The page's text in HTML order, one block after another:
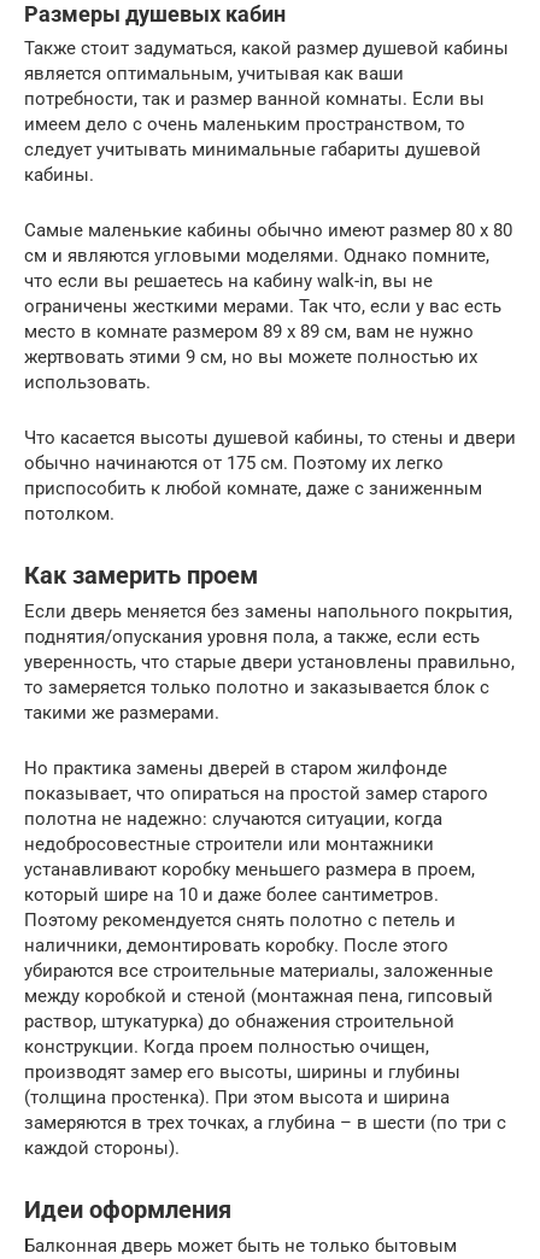
Размеры душевых кабин
Также стоит задуматься, какой размер душевой кабины
является оптимальным, учитывая как ваши
потребности, так и размер ванной комнаты. Если вы
имеем дело с очень маленьким пространством, то
следует учитывать минимальные габариты душевой
кабины.
Самые маленькие кабины обычно имеют размер 80 х 80
см и являются угловыми моделями. Однако помните,
что если вы решаетесь на кабину walk-in, вы не
ограничены жесткими мерами. Так что, если у вас есть
место в комнате размером 89 х 89 см, вам не нужно
жертвовать этими 9 см, но вы можете полностью их
использовать.
Что касается высоты душевой кабины, то стены и двери
обычно начинаются от 175 см. Поэтому их легко
приспособить к любой комнате, даже с заниженным
потолком.
Как замерить проем
Если дверь меняется без замены напольного покрытия,
поднятия/опускания уровня пола, а также, если есть
уверенность, что старые двери установлены правильно,
то замеряется только полотно и заказывается блок с
такими же размерами.
Но практика замены дверей в старом жилфонде
показывает, что опираться на простой замер старого
полотна не надежно: случаются ситуации, когда
недобросовестные строители или монтажники
устанавливают коробку меньшего размера в проем,
который шире на 10 и даже более сантиметров.
Поэтому рекомендуется снять полотно с петель и
наличники, демонтировать коробку. После этого
убираются все строительные материалы, заложенные
между коробкой и стеной (монтажная пена, гипсовый
раствор, штукатурка) до обнажения строительной
конструкции. Когда проем полностью очищен,
производят замер его высоты, ширины и глубины
(толщина простенка). При этом высота и ширина
замеряются в трех точках, а глубина – в шести (по три с
каждой стороны).
Идеи оформления
Балконная дверь может быть не только бытовым